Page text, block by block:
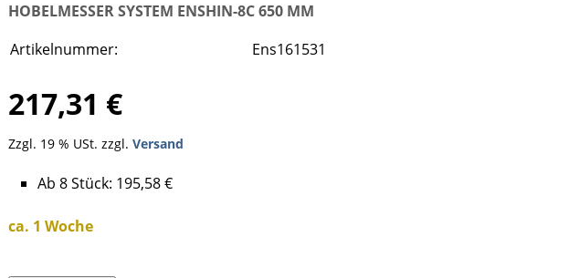
HOBELMESSER SYSTEM ENSHIN-8C 650 MM
Artikelnummer:
Ens161531
217,31 €
Zzgl. 19 % USt. zzgl. Versand
Ab 8 Stück: 195,58 €
ca. 1 Woche